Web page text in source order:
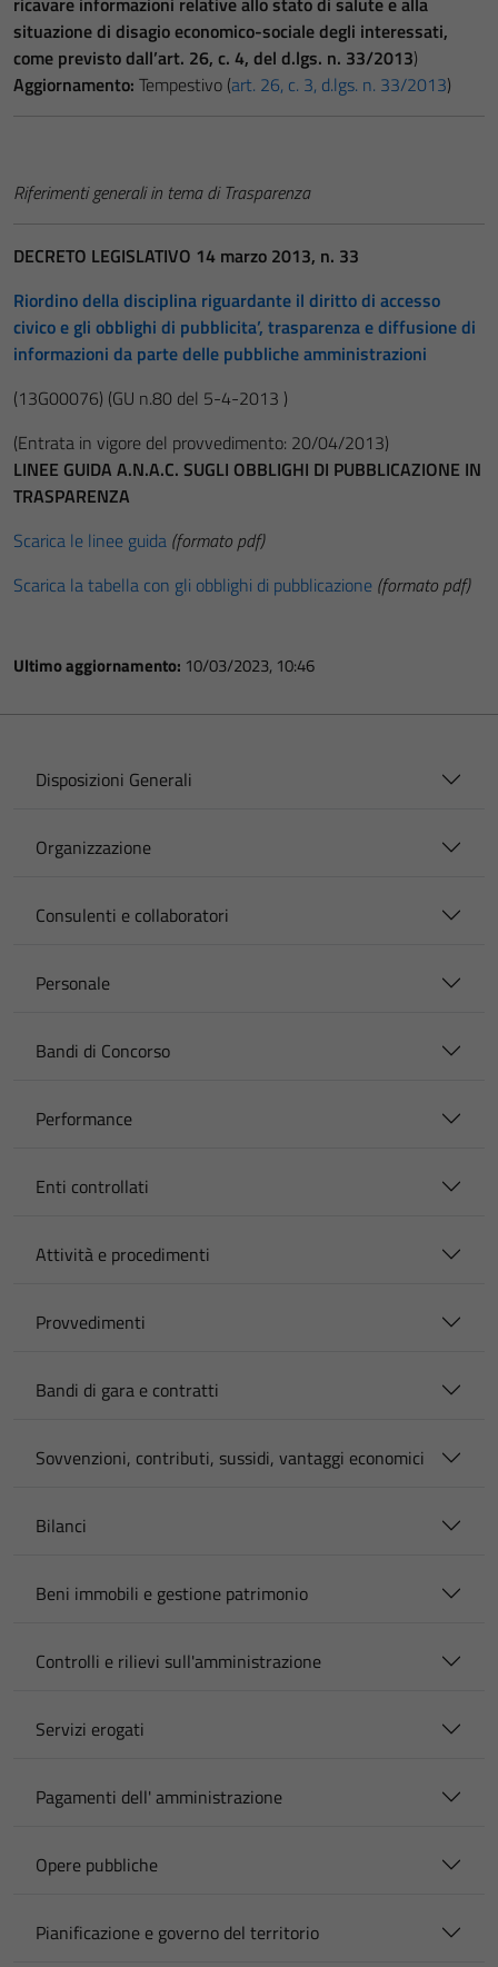
situazione di disagio economico-sociale degli interessati,
come previsto dall’art. 26, c. 4, del d.lgs. n. 33/2013)
Aggiornamento: Tempestivo (art. 26, c. 3, d.lgs. n. 33/2013)
Riferimenti generali in tema di Trasparenza
DECRETO LEGISLATIVO 14 marzo 2013, n. 33
Riordino della disciplina riguardante il diritto di accesso
civico e gli obblighi di pubblicita’, trasparenza e diffusione di
informazioni da parte delle pubbliche amministrazioni
(13G00076) (GU n.80 del 5-4-2013 )
(Entrata in vigore del provvedimento: 20/04/2013)
LINEE GUIDA A.N.A.C. SUGLI OBBLIGHI DI PUBBLICAZIONE IN
TRASPARENZA
Scarica le linee guida (formato pdf)
Scarica la tabella con gli obblighi di pubblicazione (formato pdf)
Ultimo aggiornamento: 10/03/2023, 10:46
Disposizioni Generali
Organizzazione
Consulenti e collaboratori
Personale
Bandi di Concorso
Performance
Enti controllati
Attività e procedimenti
Provvedimenti
Bandi di gara e contratti
Sovvenzioni, contributi, sussidi, vantaggi economici
Bilanci
Beni immobili e gestione patrimonio
Controlli e rilievi sull'amministrazione
Servizi erogati
Pagamenti dell' amministrazione
Opere pubbliche
Pianificazione e governo del territorio